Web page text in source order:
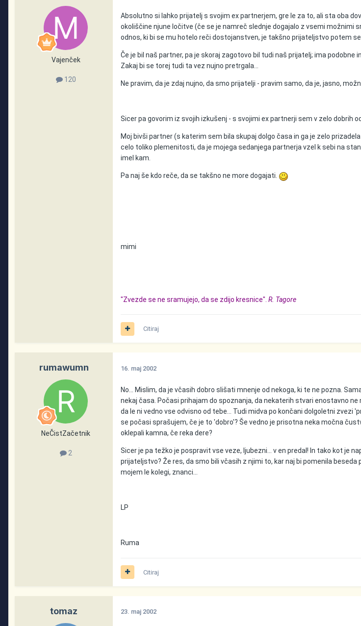
Vajenček
120
Absolutno si lahko prijatelj s svojim ex partnerjem, gre le za to, ali sta oba
okoliščine njune ločitve (če se je namreč slednje dogajalo z vsemi možnimi
odnos, ki bi se mu hotelo reči dostojanstven, je takšno prijateljstvo potem
Če je bil naš partner, pa je skoraj zagotovo bil tudi naš prijatelj; ima podobne
Zakaj bi se torej tudi ta vez nujno pretrgala...
Ne pravim, da je zdaj nujno, da smo prijatelji - pravim samo, da je, jasno,
Sicer pa govorim iz svojih izkušenj - s svojimi ex partnerji sem v zelo dobrih
Moj bivši partner (s katerim sem bila skupaj dolgo časa in ga je zelo
celo toliko plemenitosti, da je mojega sedanjega partnerja vzel k sebi na
imel kam.
Pa naj še kdo reče, da se takšno ne more dogajati.
mimi
"Zvezde se ne sramujejo, da se zdijo kresnice".R. Tagore
Citiraj
rumawumn
NeČistZačetnik
2
16. maj 2002
No... Mislim, da je včasih dobro slišati mnenje od nekoga, ki te ne pozna.
nekaj časa. Počasi prihajam do spoznanja, da nekaterih stvari enostavno
da le ni vedno vse odvisno od tebe... Tudi midva po končani dolgoletni zvezi
se počasi sprašujem, če je to 'dobro'? Še vedno je prisotna neka močna
oklepali kamna, če reka dere?
Sicer je pa težko je pospravit vse veze, ljubezni... v en predal! In tako kot je
prijateljstvo? Že res, da smo bili včasih z njimi to, kar naj bi pomenila beseda
mojem le kolegi, znanci...
LP
Ruma
Citiraj
tomaz 23. maj 2002